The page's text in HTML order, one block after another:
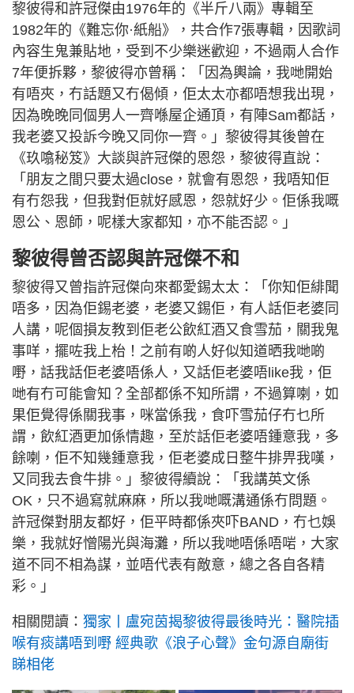
黎彼得和許冠傑由1976年的《半斤八兩》專輯至
1982年的《難忘你·紙船》，共合作7張專輯，因歌詞
內容生鬼兼貼地，受到不少樂迷歡迎，不過兩人合作
7年便拆夥，黎彼得亦曾稱：「因為輿論，我哋開始
有唔夾，冇話題又冇偈傾，佢太太亦都唔想我出現，
因為晚晚同個男人一齊喺屋企通頂，有陣Sam都話，
我老婆又投訴今晚又同你一齊。」黎彼得其後曾在
《玖噏秘笈》大談與許冠傑的恩怨，黎彼得直說：
「朋友之間只要太過close，就會有恩怨，我唔知佢
有冇怨我，但我對佢就好感恩，怨就好少。佢係我嘅
恩公、恩師，呢樣大家都知，亦不能否認。」
黎彼得曾否認與許冠傑不和
黎彼得又曾指許冠傑向來都愛錫太太：「你知佢緋聞
唔多，因為佢錫老婆，老婆又錫佢，有人話佢老婆同
人講，呢個損友教到佢老公飲紅酒又食雪茄，關我鬼
事咩，擺咗我上枱！之前有啲人好似知道晒我哋啲
嘢，話我話佢老婆唔係人，又話佢老婆唔like我，佢
哋有冇可能會知？全部都係不知所謂，不過算喇，如
果佢覺得係關我事，咪當係我，食吓雪茄仔冇乜所
謂，飲紅酒更加係情趣，至於話佢老婆唔鍾意我，多
餘喇，佢不知幾鍾意我，佢老婆成日整牛排畀我嘆，
又同我去食牛排。」黎彼得續說：「我講英文係
OK，只不過寫就麻麻，所以我哋嘅溝通係冇問題。
許冠傑對朋友都好，佢平時都係夾吓BAND，冇乜娛
樂，我就好憎陽光與海灘，所以我哋唔係唔啱，大家
道不同不相為謀，並唔代表有敵意，總之各自各精
彩。」
相關閱讀： 獨家丨盧宛茵揭黎彼得最後時光：醫院插
喉有痰講唔到嘢 經典歌《浪子心聲》金句源自廟街
睇相佬